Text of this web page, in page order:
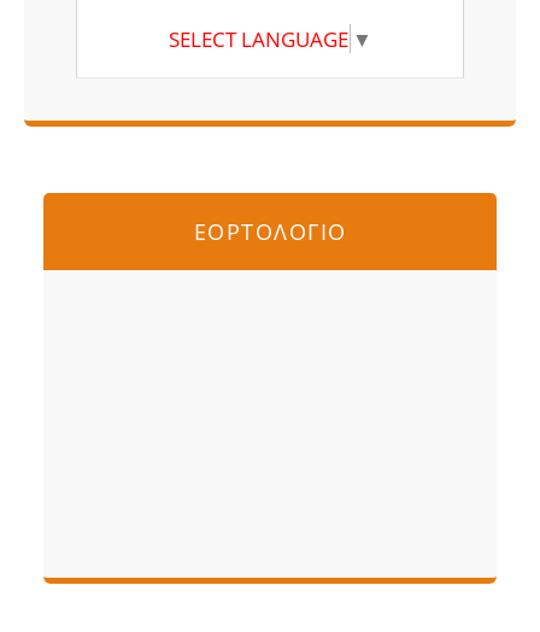
SELECT LANGUAGE ▼
ΕΟΡΤΟΛΟΓΙΟ